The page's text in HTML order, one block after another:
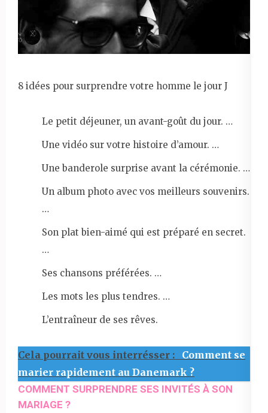
8 idées pour surprendre votre homme le jour J
Le petit déjeuner, un avant-goût du jour. …
Une vidéo sur votre histoire d’amour. …
Une banderole surprise avant la cérémonie. …
Un album photo avec vos meilleurs souvenirs.
…
Son plat bien-aimé qui est préparé en secret.
…
Ses chansons préférées. …
Les mots les plus tendres. …
L’entraîneur de ses rêves.
Cela pourrait vous interrésser :
Comment se
marier rapidement au Danemark ?
COMMENT SURPRENDRE SES INVITÉS À SON
MARIAGE ?